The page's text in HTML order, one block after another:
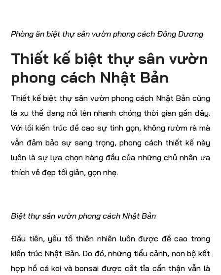
Phòng ăn biệt thự sân vườn phong cách Đông Dương
Thiết kế biệt thự sân vườn
phong cách Nhật Bản
Thiết kế biệt thự sân vườn phong cách Nhật Bản cũng
là xu thế đang nổi lên nhanh chóng thời gian gần đây.
Với lối kiến trúc đề cao sự tinh gọn, không rườm rà mà
vẫn đảm bảo sự sang trọng, phong cách thiết kế này
luôn là sự lựa chọn hàng đầu của những chủ nhân ưa
thích vẻ đẹp tối giản, gọn nhẹ.
Biệt thự sân vườn phong cách Nhật Bản
Đầu tiên, yếu tố thiên nhiên luôn được đề cao trong
kiến trúc Nhật Bản. Do đó, những tiểu cảnh, non bộ kết
hợp hồ cá koi và bonsai được cắt tỉa cẩn thận vẫn là